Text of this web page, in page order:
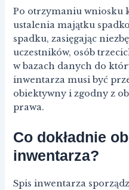
Po otrzymaniu wniosku
ustalenia majątku
spadku, zasięgając
uczestników, osób
w bazach danych do
inwentarza musi być
obiektywny i zgodny z
prawa.
Co dokładnie
inwentarza?
Spis inwentarza